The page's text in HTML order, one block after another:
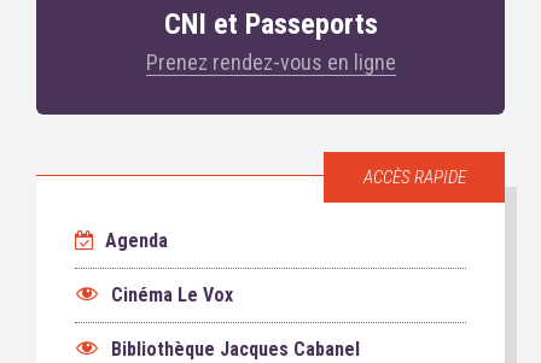
CNI et Passeports
Prenez rendez-vous en ligne
ACCÈS RAPIDE
Agenda
Cinéma Le Vox
Bibliothèque Jacques Cabanel